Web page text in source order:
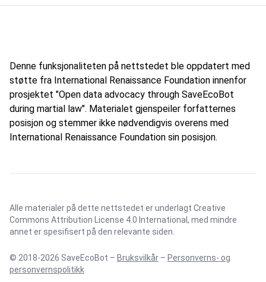
Denne funksjonaliteten på nettstedet ble oppdatert med
støtte fra International Renaissance Foundation innenfor
prosjektet "Open data advocacy through SaveEcoBot
during martial law". Materialet gjenspeiler forfatternes
posisjon og stemmer ikke nødvendigvis overens med
International Renaissance Foundation sin posisjon.
Alle materialer på dette nettstedet er underlagt Creative
Commons Attribution License 4.0 International , med mindre
annet er spesifisert på den relevante siden.
© 2018-2026 SaveEcoBot – Bruksvilkår – Personverns- og
personvernspolitikk